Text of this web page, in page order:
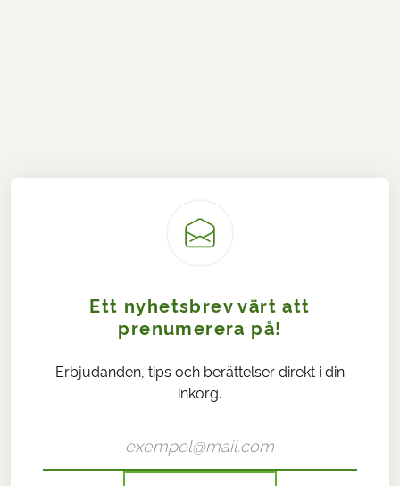
Ett nyhetsbrev värt att
prenumerera på!
Erbjudanden, tips och berättelser direkt i din
inkorg.